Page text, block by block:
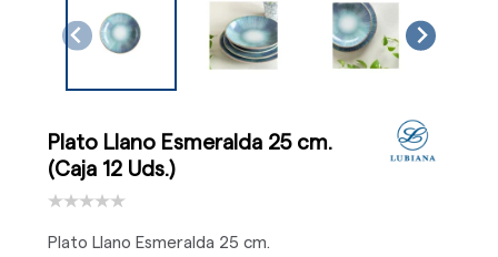
Plato Llano Esmeralda 25 cm.
(Caja 12 Uds.)
Plato Llano Esmeralda 25 cm.